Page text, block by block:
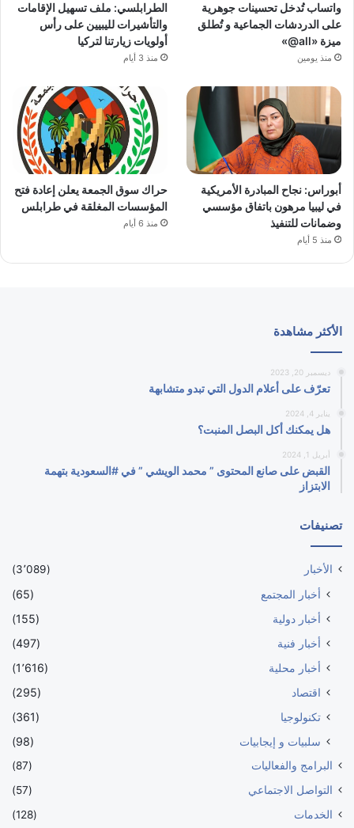
واتساب تُدخل تحسينات جوهرية
على الدردشات الجماعية و تُطلق
ميزة «all@»
منذ يومين
الطرابلسي: ملف تسهيل الإقامات
والتأشيرات لليبيين على رأس
أولويات زيارتنا لتركيا
منذ 3 أيام
أبوراس: نجاح المبادرة الأمريكية
في ليبيا مرهون باتفاق مؤسسي
وضمانات للتنفيذ
منذ 5 أيام
حراك سوق الجمعة يعلن إعادة فتح
المؤسسات المغلقة في طرابلس
منذ 6 أيام
الأكثر مشاهدة
ديسمبر 20, 2023
تعرّف على أعلام الدول التي تبدو متشابهة
يناير 4, 2024
هل يمكنك أكل البصل المنبت؟
أبريل 1, 2024
القبض على صانع المحتوى ” محمد الويشي ” في #السعودية بتهمة
الابتزاز
تصنيفات
الأخبار (3٬089)
أخبار المجتمع
(65)
أخبار دولية
(155)
أخبار فنية
(497)
أخبار محلية
(1٬616)
اقتصاد
(295)
تكنولوجيا
(361)
سلبيات و إيجابيات
(98)
البرامج والفعاليات
(87)
التواصل الاجتماعي
(57)
الخدمات
(128)